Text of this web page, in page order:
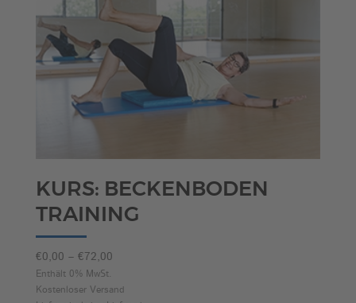
KURS: BECKENBODEN
TRAINING
€0,00 – € 72,00Preisspanne:
bis
Enthält 0% MwSt.
Kostenloser Versand